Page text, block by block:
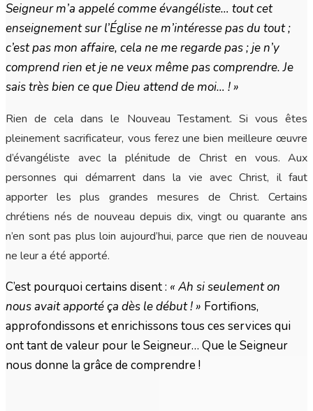
Seigneur m’a appelé comme évangéliste… tout cet
enseignement sur l’Église ne m’intéresse pas du tout ;
c’est pas mon affaire, cela ne me regarde pas ; je n’y
comprend rien et je ne veux même pas comprendre. Je
sais très bien ce que Dieu attend de moi… ! »
Rien de cela dans le Nouveau Testament. Si vous êtes
pleinement sacrificateur, vous ferez une bien meilleure œuvre
d’évangéliste avec la plénitude de Christ en vous. Aux
personnes qui démarrent dans la vie avec Christ, il faut
apporter les plus grandes mesures de Christ. Certains
chrétiens nés de nouveau depuis dix, vingt ou quarante ans
n’en sont pas plus loin aujourd’hui, parce que rien de nouveau
ne leur a été apporté.
C’est pourquoi certains disent : « Ah si seulement on
nous avait apporté ça dès le début ! » Fortifions,
approfondissons et enrichissons tous ces services qui
ont tant de valeur pour le Seigneur… Que le Seigneur
nous donne la grâce de comprendre !